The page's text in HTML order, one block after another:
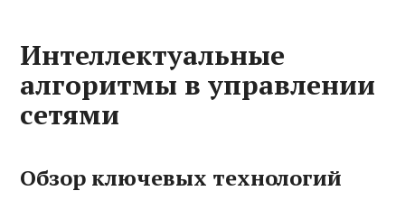
Интеллектуальные
алгоритмы в управлении
сетями
Обзор ключевых технологий